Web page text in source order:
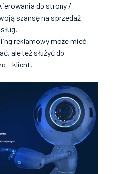
do strony /
szansę na sprzedaż
reklamowy może mieć
ale też służyć do
– klient.